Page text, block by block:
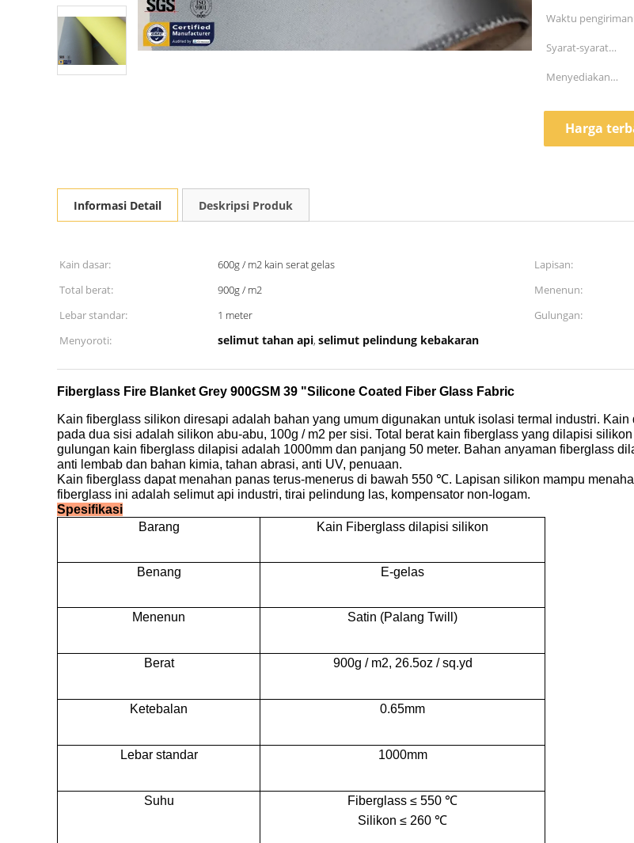
Waktu
Syarat-syarat
pembayaran:
Menyediakan
Harga
Informasi Detail Deskripsi Produk
Kain dasar: 600g / m2 kain serat gelas Lapisan:
Total berat:
900g / m2 Menenun:
Lebar standar:
1 meter Gulungan:
Menyoroti:
selimut tahan api, selimut pelindung kebakaran
Fiberglass Fire Blanket Grey 900GSM 39 "Silicone Coated Fiber Glass Fabric
Kain fiberglass silikon diresapi adalah bahan yang umum digunakan untuk isolasi termal industri. Kain
pada dua sisi adalah silikon abu-abu, 100g / m2 per sisi. Total berat kain fiberglass yang dilapisi
gulungan kain fiberglass dilapisi adalah 1000mm dan panjang 50 meter. Bahan anyaman fiberglass
anti lembab dan bahan kimia, tahan abrasi, anti UV, penuaan.
Kain fiberglass dapat menahan panas terus-menerus di bawah 550 ℃. Lapisan silikon mampu
fiberglass ini adalah selimut api industri, tirai pelindung las, kompensator non-logam.
Spesifikasi
Barang
Kain Fiberglass dilapisi silikon
Benang E-gelas
Menenun Satin (Palang Twill)
Berat 900g / m2, 26.5oz / sq.yd
Ketebalan 0.65mm
Lebar standar 1000mm
Suhu
Fiberglass ≤ 550 ℃
Silikon ≤ 260 ℃